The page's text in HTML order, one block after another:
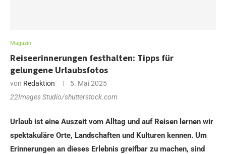
Magazin
Reiseerinnerungen festhalten: Tipps für
gelungene Urlaubsfotos
von Redaktion
5. Mai 2025
22Images Studio/shutterstock.com
Urlaub ist eine Auszeit vom Alltag und auf Reisen lernen wir
spektakuläre Orte, Landschaften und Kulturen kennen. Um
Erinnerungen an dieses Erlebnis greifbar zu machen, sind